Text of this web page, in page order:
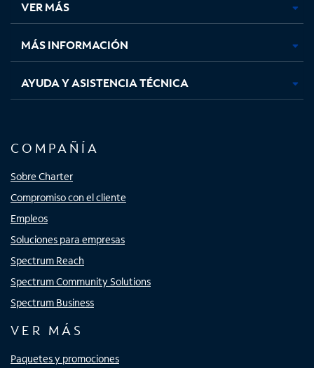
pestaña
nueva
pestaña
nueva
pestaña
nuevanueva
VER MÁS
MÁS INFORMACIÓN
AYUDA Y ASISTENCIA TÉCNICA
COMPAÑÍA
Sobre Charter
Compromiso con el cliente
Empleos
Soluciones para empresas
Spectrum Reach
Spectrum Community Solutions
Spectrum Business
VER MÁS
Paquetes y promociones